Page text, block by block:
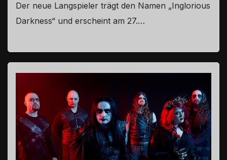
Der neue Langspieler trägt den Namen „Inglorious
Darkness“ und erscheint am 27.…